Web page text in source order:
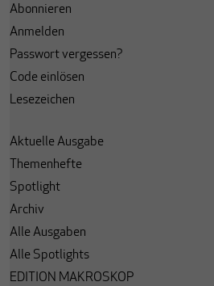
Abonnieren
Anmelden
Passwort vergessen?
Code einlösen
Lesezeichen
Aktuelle Ausgabe
Themenhefte
Spotlight
Archiv
Alle Ausgaben
Alle Spotlights
EDITION MAKROSKOP